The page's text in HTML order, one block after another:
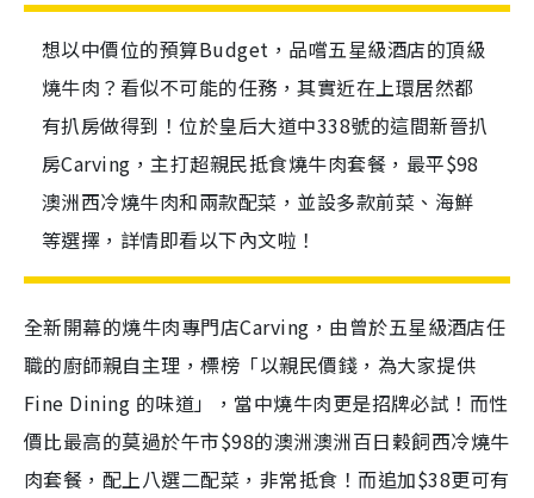
想以中價位的預算Budget，品嚐五星級酒店的頂級
燒牛肉？看似不可能的任務，其實近在上環居然都
有扒房做得到！位於皇后大道中338號的這間新晉扒
房Carving，主打超親民抵食燒牛肉套餐，最平$98
澳洲西冷燒牛肉和兩款配菜，並設多款前菜、海鮮
等選擇，詳情即看以下內文啦！
全新開幕的燒牛肉專門店Carving，由曾於五星級酒店任
職的廚師親自主理，標榜「以親民價錢，為大家提供
Fine Dining 的味道」，當中燒牛肉更是招牌必試！而性
價比最高的莫過於午市$98的澳洲澳洲百日穀飼西冷燒牛
肉套餐，配上八選二配菜，非常抵食！而追加$38更可有